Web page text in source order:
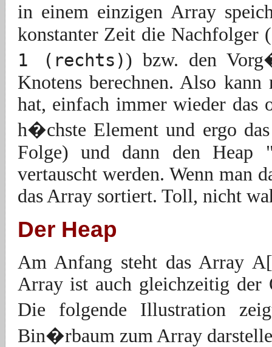
in einem einzigen Array
konstanter Zeit die Nachfolger (
1 (rechts)) bzw. den
Knotens berechnen. Also
hat, einfach immer wieder das
h�chste Element und ergo
Folge) und dann den Heap
vertauscht werden. Wenn man
das Array sortiert. Toll, nicht
Der Heap
Am Anfang steht das Array
Array ist auch gleichzeitig der
Die folgende Illustration
Bin�rbaum zum Array